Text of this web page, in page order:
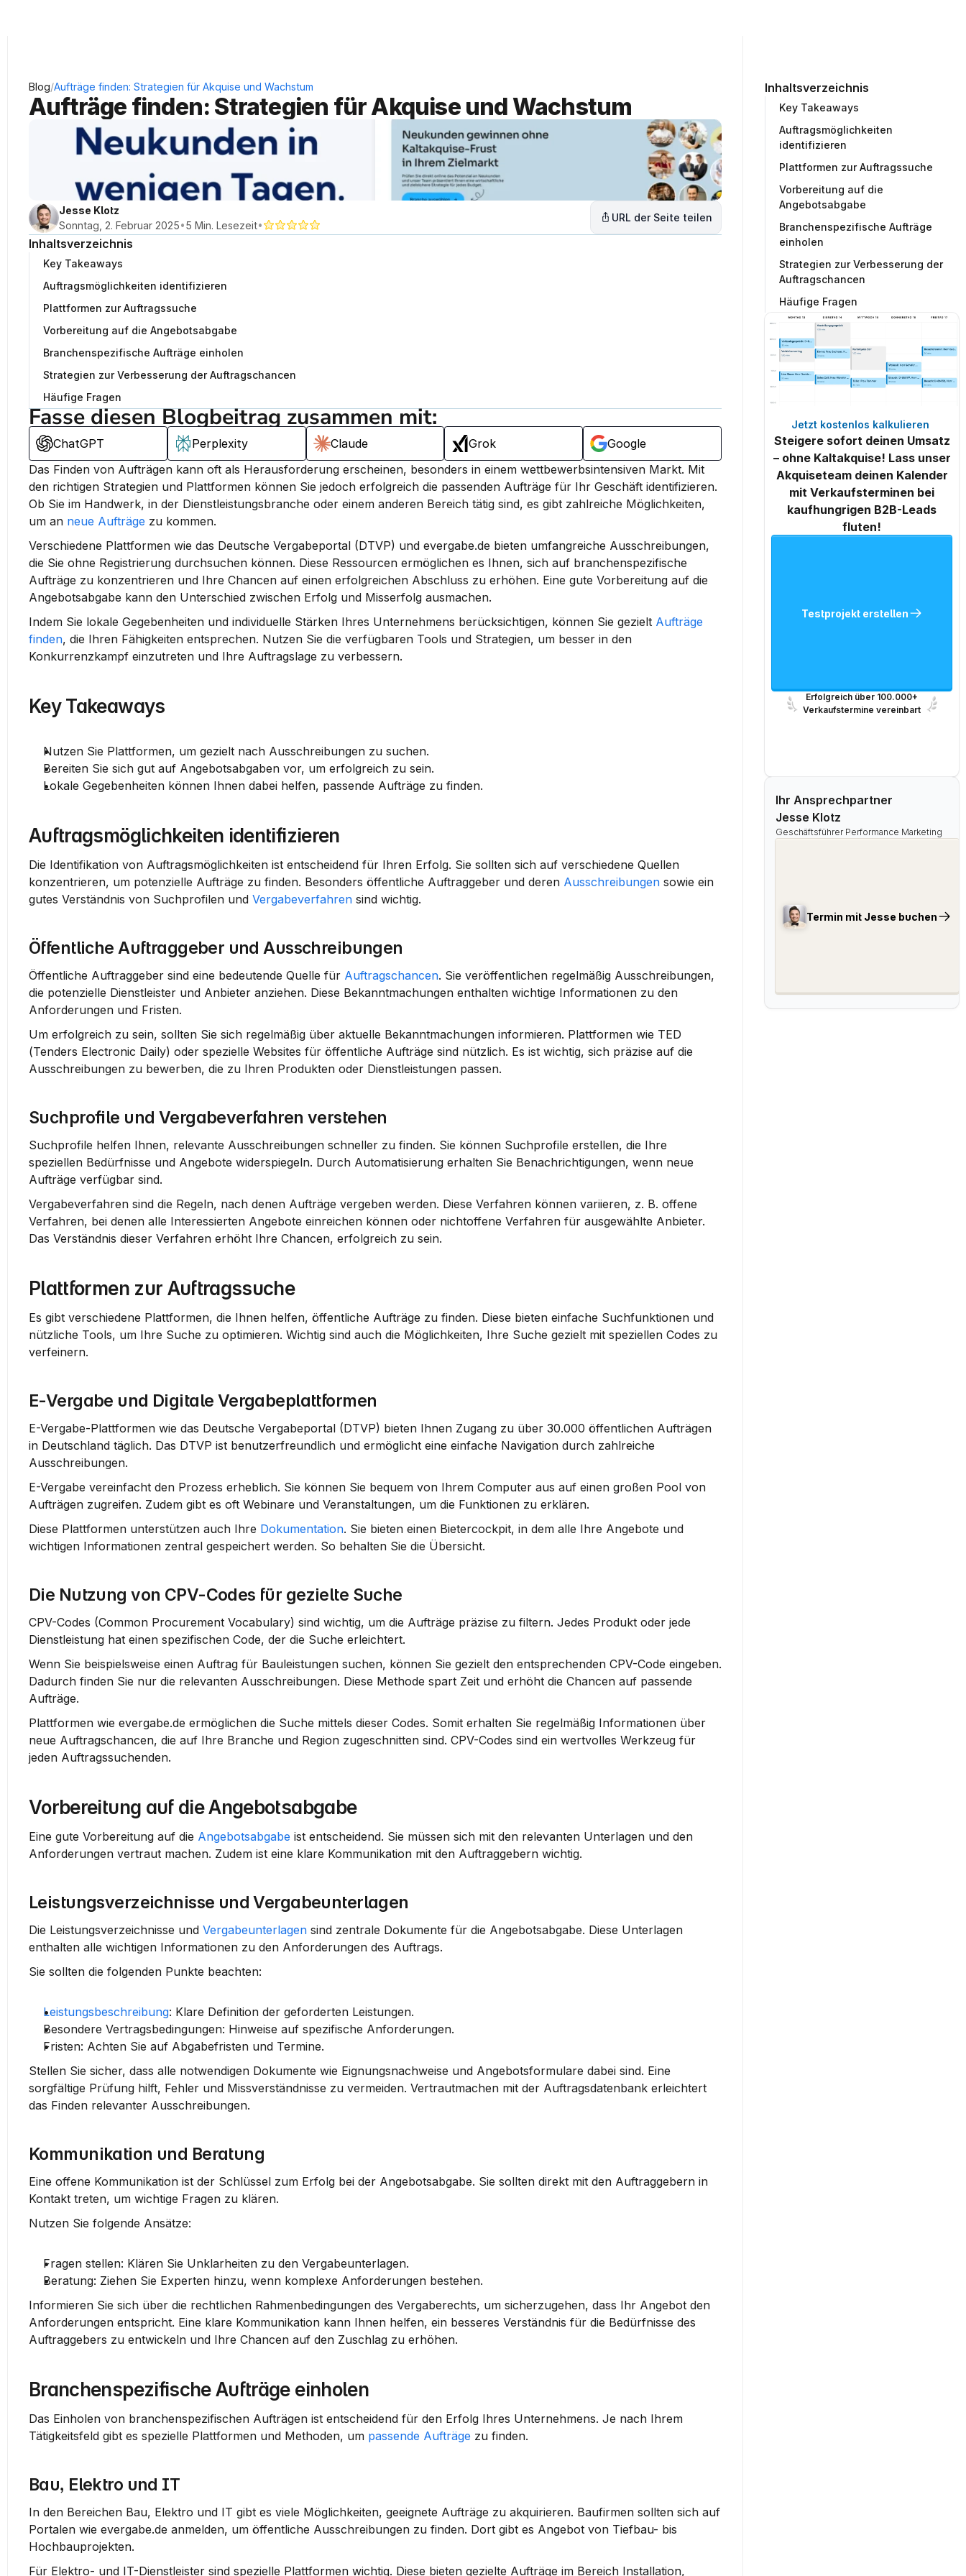
Inhaltsverzeichnis
Key Takeaways
Auftragsmöglichkeiten
identifizieren
Plattformen zur Auftragssuche
Vorbereitung auf die
Angebotsabgabe
Branchenspezifische Aufträge
einholen
Strategien zur Verbesserung der
Auftragschancen
Häufige Fragen
Jetzt kostenlos kalkulieren
Steigere sofort deinen Umsatz
– ohne Kaltakquise! Lass unser
Akquiseteam deinen Kalender
mit Verkaufsterminen bei
kaufhungrigen B2B-Leads
fluten!
Testprojekt erstellen
Erfolgreich über 100.000+
Verkaufstermine vereinbart
Ihr Ansprechpartner
Jesse Klotz
Geschäftsführer Performance Marketing
Termin mit Jesse buchen
Blog/Aufträge finden: Strategien für Akquise und Wachstum
Aufträge finden: Strategien für Akquise und Wachstum
Jesse Klotz
Sonntag, 2. Februar 2025•5 Min. Lesezeit•
URL der Seite teilen
Inhaltsverzeichnis
Key Takeaways
Auftragsmöglichkeiten identifizieren
Plattformen zur Auftragssuche
Vorbereitung auf die Angebotsabgabe
Branchenspezifische Aufträge einholen
Strategien zur Verbesserung der Auftragschancen
Häufige Fragen
Fasse diesen Blogbeitrag zusammen mit:
ChatGPT Perplexity Claude Grok
Google
Das Finden von Aufträgen kann oft als Herausforderung erscheinen, besonders in einem wettbewerbsintensiven Markt. Mit
den richtigen Strategien und Plattformen können Sie jedoch erfolgreich die passenden Aufträge für Ihr Geschäft identifizieren.
Ob Sie im Handwerk, in der Dienstleistungsbranche oder einem anderen Bereich tätig sind, es gibt zahlreiche Möglichkeiten,
um an neue Aufträge zu kommen.
Verschiedene Plattformen wie das Deutsche Vergabeportal (DTVP) und evergabe.de bieten umfangreiche Ausschreibungen,
die Sie ohne Registrierung durchsuchen können. Diese Ressourcen ermöglichen es Ihnen, sich auf branchenspezifische
Aufträge zu konzentrieren und Ihre Chancen auf einen erfolgreichen Abschluss zu erhöhen. Eine gute Vorbereitung auf die
Angebotsabgabe kann den Unterschied zwischen Erfolg und Misserfolg ausmachen.
Indem Sie lokale Gegebenheiten und individuelle Stärken Ihres Unternehmens berücksichtigen, können Sie gezielt Aufträge
finden, die Ihren Fähigkeiten entsprechen. Nutzen Sie die verfügbaren Tools und Strategien, um besser in den
Konkurrenzkampf einzutreten und Ihre Auftragslage zu verbessern.
Key Takeaways
Nutzen Sie Plattformen, um gezielt nach Ausschreibungen zu suchen.
Bereiten Sie sich gut auf Angebotsabgaben vor, um erfolgreich zu sein.
Lokale Gegebenheiten können Ihnen dabei helfen, passende Aufträge zu finden.
Auftragsmöglichkeiten identifizieren
Die Identifikation von Auftragsmöglichkeiten ist entscheidend für Ihren Erfolg. Sie sollten sich auf verschiedene Quellen
konzentrieren, um potenzielle Aufträge zu finden. Besonders öffentliche Auftraggeber und deren Ausschreibungen sowie ein
gutes Verständnis von Suchprofilen und Vergabeverfahren sind wichtig.
Öffentliche Auftraggeber und Ausschreibungen
Öffentliche Auftraggeber sind eine bedeutende Quelle für Auftragschancen. Sie veröffentlichen regelmäßig Ausschreibungen,
die potenzielle Dienstleister und Anbieter anziehen. Diese Bekanntmachungen enthalten wichtige Informationen zu den
Anforderungen und Fristen.
Um erfolgreich zu sein, sollten Sie sich regelmäßig über aktuelle Bekanntmachungen informieren. Plattformen wie TED
(Tenders Electronic Daily) oder spezielle Websites für öffentliche Aufträge sind nützlich. Es ist wichtig, sich präzise auf die
Ausschreibungen zu bewerben, die zu Ihren Produkten oder Dienstleistungen passen.
Suchprofile und Vergabeverfahren verstehen
Suchprofile helfen Ihnen, relevante Ausschreibungen schneller zu finden. Sie können Suchprofile erstellen, die Ihre
speziellen Bedürfnisse und Angebote widerspiegeln. Durch Automatisierung erhalten Sie Benachrichtigungen, wenn neue
Aufträge verfügbar sind.
Vergabeverfahren sind die Regeln, nach denen Aufträge vergeben werden. Diese Verfahren können variieren, z. B. offene
Verfahren, bei denen alle Interessierten Angebote einreichen können oder nichtoffene Verfahren für ausgewählte Anbieter.
Das Verständnis dieser Verfahren erhöht Ihre Chancen, erfolgreich zu sein.
Plattformen zur Auftragssuche
Es gibt verschiedene Plattformen, die Ihnen helfen, öffentliche Aufträge zu finden. Diese bieten einfache Suchfunktionen und
nützliche Tools, um Ihre Suche zu optimieren. Wichtig sind auch die Möglichkeiten, Ihre Suche gezielt mit speziellen Codes zu
verfeinern.
E-Vergabe und Digitale Vergabeplattformen
E-Vergabe-Plattformen wie das Deutsche Vergabeportal (DTVP) bieten Ihnen Zugang zu über 30.000 öffentlichen Aufträgen
in Deutschland täglich. Das DTVP ist benutzerfreundlich und ermöglicht eine einfache Navigation durch zahlreiche
Ausschreibungen.
E-Vergabe vereinfacht den Prozess erheblich. Sie können Sie bequem von Ihrem Computer aus auf einen großen Pool von
Aufträgen zugreifen. Zudem gibt es oft Webinare und Veranstaltungen, um die Funktionen zu erklären.
Diese Plattformen unterstützen auch Ihre Dokumentation. Sie bieten einen Bietercockpit, in dem alle Ihre Angebote und
wichtigen Informationen zentral gespeichert werden. So behalten Sie die Übersicht.
Die Nutzung von CPV-Codes für gezielte Suche
CPV-Codes (Common Procurement Vocabulary) sind wichtig, um die Aufträge präzise zu filtern. Jedes Produkt oder jede
Dienstleistung hat einen spezifischen Code, der die Suche erleichtert.
Wenn Sie beispielsweise einen Auftrag für Bauleistungen suchen, können Sie gezielt den entsprechenden CPV-Code eingeben.
Dadurch finden Sie nur die relevanten Ausschreibungen. Diese Methode spart Zeit und erhöht die Chancen auf passende
Aufträge.
Plattformen wie evergabe.de ermöglichen die Suche mittels dieser Codes. Somit erhalten Sie regelmäßig Informationen über
neue Auftragschancen, die auf Ihre Branche und Region zugeschnitten sind. CPV-Codes sind ein wertvolles Werkzeug für
jeden Auftragssuchenden.
Vorbereitung auf die Angebotsabgabe
Eine gute Vorbereitung auf die Angebotsabgabe ist entscheidend. Sie müssen sich mit den relevanten Unterlagen und den
Anforderungen vertraut machen. Zudem ist eine klare Kommunikation mit den Auftraggebern wichtig.
Leistungsverzeichnisse und Vergabeunterlagen
Die Leistungsverzeichnisse und Vergabeunterlagen sind zentrale Dokumente für die Angebotsabgabe. Diese Unterlagen
enthalten alle wichtigen Informationen zu den Anforderungen des Auftrags.
Sie sollten die folgenden Punkte beachten:
Leistungsbeschreibung: Klare Definition der geforderten Leistungen.
Besondere Vertragsbedingungen: Hinweise auf spezifische Anforderungen.
Fristen: Achten Sie auf Abgabefristen und Termine.
Stellen Sie sicher, dass alle notwendigen Dokumente wie Eignungsnachweise und Angebotsformulare dabei sind. Eine
sorgfältige Prüfung hilft, Fehler und Missverständnisse zu vermeiden. Vertrautmachen mit der Auftragsdatenbank erleichtert
das Finden relevanter Ausschreibungen.
Kommunikation und Beratung
Eine offene Kommunikation ist der Schlüssel zum Erfolg bei der Angebotsabgabe. Sie sollten direkt mit den Auftraggebern in
Kontakt treten, um wichtige Fragen zu klären.
Nutzen Sie folgende Ansätze:
Fragen stellen: Klären Sie Unklarheiten zu den Vergabeunterlagen.
Beratung: Ziehen Sie Experten hinzu, wenn komplexe Anforderungen bestehen.
Informieren Sie sich über die rechtlichen Rahmenbedingungen des Vergaberechts, um sicherzugehen, dass Ihr Angebot den
Anforderungen entspricht. Eine klare Kommunikation kann Ihnen helfen, ein besseres Verständnis für die Bedürfnisse des
Auftraggebers zu entwickeln und Ihre Chancen auf den Zuschlag zu erhöhen.
Branchenspezifische Aufträge einholen
Das Einholen von branchenspezifischen Aufträgen ist entscheidend für den Erfolg Ihres Unternehmens. Je nach Ihrem
Tätigkeitsfeld gibt es spezielle Plattformen und Methoden, um passende Aufträge zu finden.
Bau, Elektro und IT
In den Bereichen Bau, Elektro und IT gibt es viele Möglichkeiten, geeignete Aufträge zu akquirieren. Baufirmen sollten sich auf
Portalen wie evergabe.de anmelden, um öffentliche Ausschreibungen zu finden. Dort gibt es Angebot von Tiefbau- bis
Hochbauprojekten.
Für Elektro- und IT-Dienstleister sind spezielle Plattformen wichtig. Diese bieten gezielte Aufträge im Bereich Installation,